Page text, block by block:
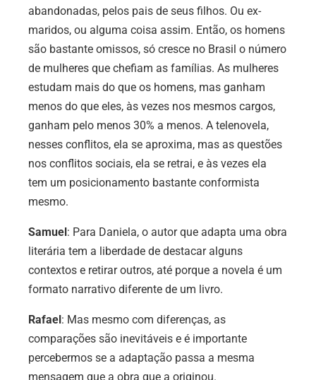
abandonadas, pelos pais de seus filhos. Ou ex-
maridos, ou alguma coisa assim. Então, os homens
são bastante omissos, só cresce no Brasil o número
de mulheres que chefiam as famílias. As mulheres
estudam mais do que os homens, mas ganham
menos do que eles, às vezes nos mesmos cargos,
ganham pelo menos 30% a menos. A telenovela,
nesses conflitos, ela se aproxima, mas as questões
nos conflitos sociais, ela se retrai, e às vezes ela
tem um posicionamento bastante conformista
mesmo.
Samuel : Para Daniela, o autor que adapta uma obra
literária tem a liberdade de destacar alguns
contextos e retirar outros, até porque a novela é um
formato narrativo diferente de um livro.
Rafael : Mas mesmo com diferenças, as
comparações são inevitáveis e é importante
percebermos se a adaptação passa a mesma
mensagem que a obra que a originou.